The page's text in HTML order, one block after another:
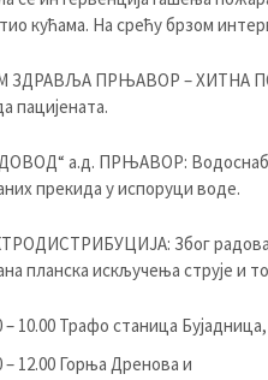
кућама. На срећу брзом
ЗДРАВЉА ПРЊАВОР – ХИТНА
пацијената.
а.д. ПРЊАВОР:
прекида у испоруци воде.
Због радова
планска искључења струје и
– 10.00 Трафо станица Бујадница,
– 12.00 Горња Дренова и